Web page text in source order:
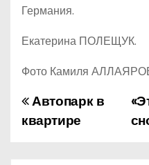
Германия.
Екатерина ПОЛЕЩУК.
Фото Камиля
НАвтопарк в
квартире